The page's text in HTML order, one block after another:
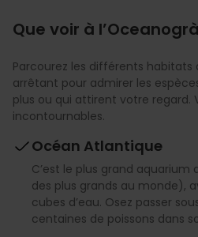
Que voir à
Parcourez les différents
arrêtant pour admirer les
plus ou qui attirent votre regard.
incontournables.
Océan Atlantique
C’est le plus grand aquarium
des plus grands au monde),
cubes d’eau. Osez passer
centaines de poissons dans